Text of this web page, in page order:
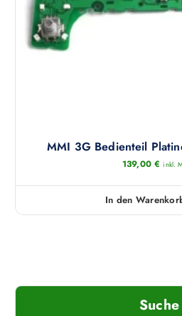
MMI 3G Bedienteil
139,00€ inkl.
In den
Suche